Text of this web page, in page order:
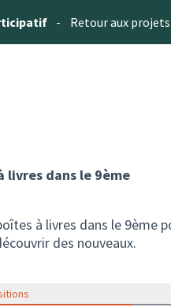
- Retour aux projets
livres dans le 9ème
à livres dans le 9ème
des nouveaux.